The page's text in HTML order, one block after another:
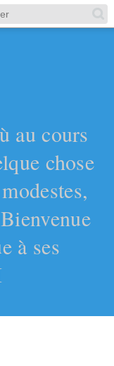
au cours
chose
à ses